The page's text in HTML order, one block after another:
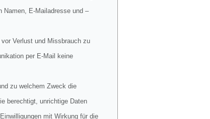
Namen, E-Mailadresse und –
Verlust und Missbrauch zu
per E-Mail keine
zu welchem Zweck die
berechtigt, unrichtige Daten
mit Wirkung für die